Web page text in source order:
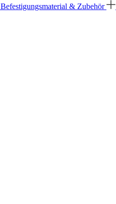
Befestigungsmaterial & Zubehör